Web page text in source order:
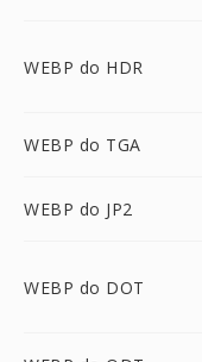
WEBP do HDR
WEBP do TGA
WEBP do JP2
WEBP do DOT